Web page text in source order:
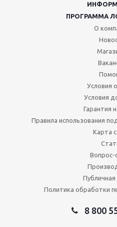
ПРОГРАММА
О
Условия
Условия
Гарантия
Правила использования
Карта
Вопрос-
Политика обработки
8 800